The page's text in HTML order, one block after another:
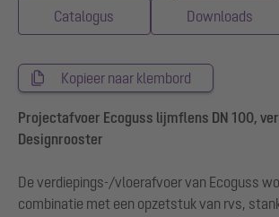
Catalogus Downloads
Kopieer naar klembord
Projectafvoer Ecoguss lijmflens DN 100,
Designrooster
De verdiepings-/vloerafvoer van Ecoguss
combinatie met een opzetstuk van rvs,